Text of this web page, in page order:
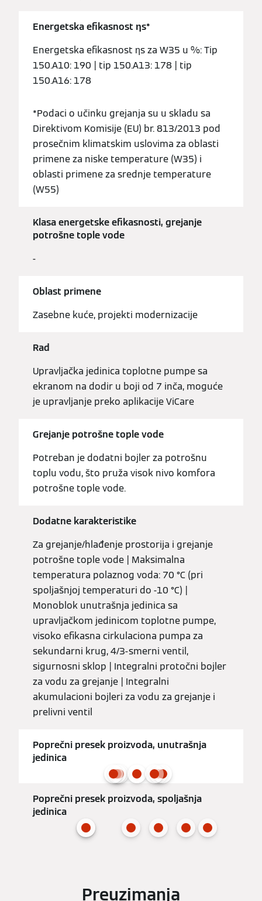
Energetska efikasnost ƞs*
Energetska efikasnost ƞs za W35 u %: Tip
150.A10: 190 | tip 150.A13: 178 | tip
150.A16: 178
*Podaci o učinku grejanja su u skladu sa
Direktivom Komisije (EU) br. 813/2013 pod
prosečnim klimatskim uslovima za oblasti
primene za niske temperature (W35) i
oblasti primene za srednje temperature
(W55)
Klasa energetske efikasnosti, grejanje
potrošne tople vode
-
Oblast primene
Zasebne kuće, projekti modernizacije
Rad
Upravljačka jedinica toplotne pumpe sa
ekranom na dodir u boji od 7 inča, moguće
je upravljanje preko aplikacije ViCare
Grejanje potrošne tople vode
Potreban je dodatni bojler za potrošnu
toplu vodu, što pruža visok nivo komfora
potrošne tople vode.
Dodatne karakteristike
Za grejanje/hlađenje prostorija i grejanje
potrošne tople vode | Maksimalna
temperatura polaznog voda: 70 °C (pri
spoljašnjoj temperaturi do -10 °C) |
Monoblok unutrašnja jedinica sa
upravljačkom jedinicom toplotne pumpe,
visoko efikasna cirkulaciona pumpa za
sekundarni krug, 4/3-smerni ventil,
sigurnosni sklop | Integralni protočni bojler
za vodu za grejanje | Integralni
akumulacioni bojleri za vodu za grejanje i
prelivni ventil
Poprečni presek proizvoda, unutrašnja
jedinica
Poprečni presek proizvoda, spoljašnja
jedinica
Preuzimanja